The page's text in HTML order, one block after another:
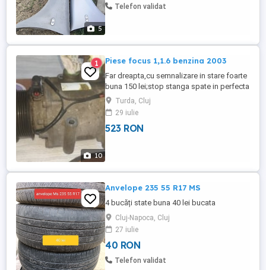
5
Telefon validat
10
1 Piese focus 1,1.6 benzina 2003
Far dreapta,cu semnalizare in stare foarte
buna 150 lei;stop stanga spate in perfecta
stare 150 lei;Aeroterma habitaclu 150
lei;Compresor ac in state perfecta de
functionare 250 lei;Alternator foarte bun
250 lei;Radio CD cu două difuzoare 200
Turda, Cluj
29 iulie
523 RON
Anvelope 235 55 R17 MS
4 bucăți state buna 40 lei bucata
Cluj-Napoca, Cluj
27 iulie
40 RON
Telefon validat